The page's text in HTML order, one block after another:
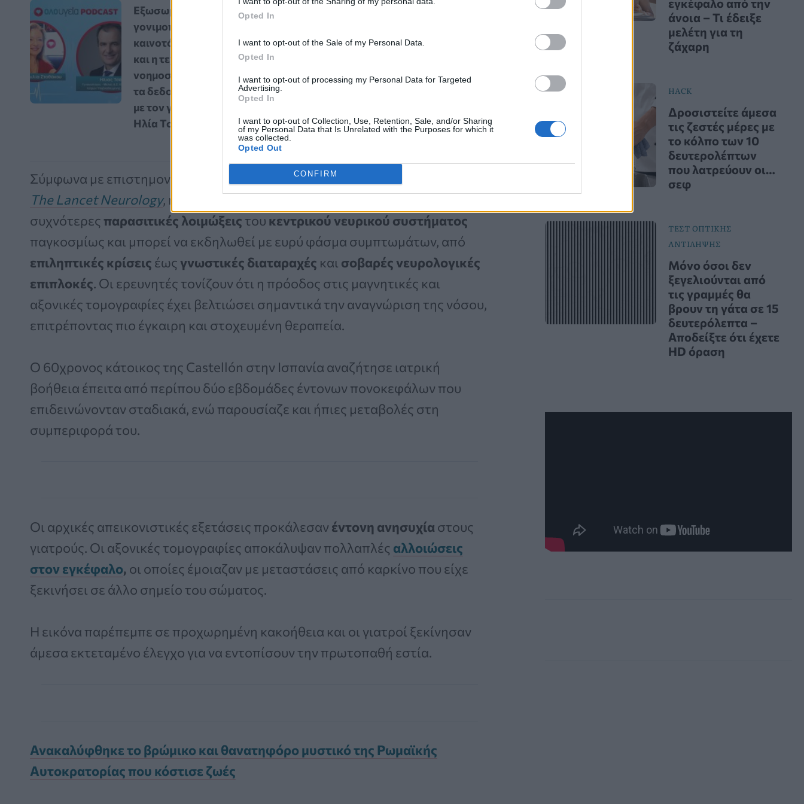
Opted In
I want to opt-out of the Sale of my Personal Data.
Opted In
I want to opt-out of processing my Personal Data for Targeted
Advertising.
Opted In
I want to opt-out of Collection, Use, Retention, Sale, and/or Sharing
of my Personal Data that Is Unrelated with the Purposes for which it
was collected.
Opted Out
CONFIRM
Εξωσωματική
γονιμοποίηση: Οι
καινοτόμες εξελίξεις
και η τεχνητή
νοημοσύνη αλλάζουν
τα δεδομένα – Vidcast
με τον γυναικολόγο
Ηλία Τσάκο
Καρκίνος Προστάτη:
Επεμβατική Εστιακή
Σύμφωνα με επιστημονική ανασκόπηση που δημοσιεύθηκε στο περιοδικό
The Lancet Neurology, η νευροκυστικέρκωσηαποτελεί μία από τις
συχνότερες παρασιτικές λοιμώξεις του κεντρικού νευρικού συστήματος
παγκοσμίως και μπορεί να εκδηλωθεί με ευρύ φάσμα συμπτωμάτων, από
επιληπτικές κρίσεις έωςγνωστικές διαταραχές και σοβαρές νευρολογικές
επιπλοκές. Οι ερευνητές τονίζουν ότι η πρόοδος στις μαγνητικές και
αξονικές τομογραφίες έχει βελτιώσει σημαντικά την αναγνώριση της νόσου,
επιτρέποντας πιο έγκαιρη και στοχευμένη θεραπεία.
Ο 60χρονος κάτοικος της Castellón στην Ισπανία αναζήτησε ιατρική
βοήθεια έπειτα από περίπου δύο εβδομάδες έντονων πονοκεφάλων που
επιδεινώνονταν σταδιακά, ενώ παρουσίαζε και ήπιες μεταβολές στη
συμπεριφορά του.
Οι αρχικές απεικονιστικές εξετάσεις προκάλεσαν έντονη ανησυχία στους
γιατρούς. Οι αξονικές τομογραφίες αποκάλυψαν πολλαπλές αλλοιώσεις
στον εγκέφαλο, οι οποίες έμοιαζαν με μεταστάσεις από καρκίνο που είχε
ξεκινήσει σε άλλο σημείο του σώματος.
Η εικόνα παρέπεμπε σε προχωρημένη κακοήθεια και οι γιατροί ξεκίνησαν
άμεσα εκτεταμένο έλεγχο για να εντοπίσουν την πρωτοπαθή εστία.
Ανακαλύφθηκε το βρώμικο και θανατηφόρο μυστικό της Ρωμαϊκής
Αυτοκρατορίας που κόστισε ζωές
εγκέφαλο από την
άνοια – Τι έδειξε
μελέτη για τη
ζάχαρη
HACK
Δροσιστείτε άμεσα
τις ζεστές μέρες με
το κόλπο των 10
δευτερολέπτων
που λατρεύουν οι…
σεφ
ΤΕΣΤ ΟΠΤΙΚΗΣ
ΑΝΤΙΛΗΨΗΣ
Μόνο όσοι δεν
ξεγελιούνται από
τις γραμμές θα
βρουν τη γάτα σε 15
δευτερόλεπτα –
Αποδείξτε ότι έχετε
HD όραση